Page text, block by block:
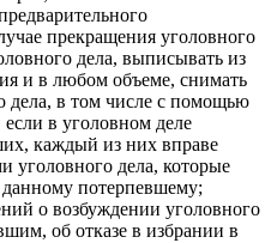
прекращения уголовного
дела, выписывать из
и в любом объеме, снимать
дела, в том числе с помощью
если в уголовном деле
каждый из них вправе
уголовного дела, которые
потерпевшему;
о возбуждении уголовного
об отказе в избрании в